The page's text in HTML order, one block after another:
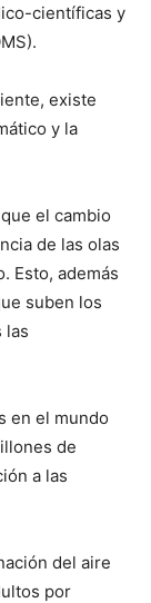
científicas y
existe
y la
el cambio
de las olas
Esto, además
suben los
las
en el mundo
de
a las
del aire
por